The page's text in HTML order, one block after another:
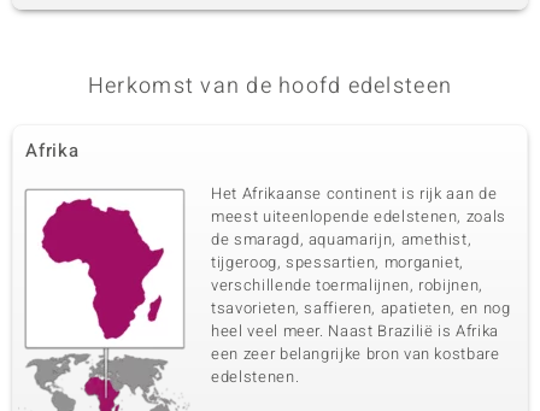
Herkomst van de hoofd edelsteen
Afrika
Het Afrikaanse continent is rijk aan de
meest uiteenlopende edelstenen, zoals
de smaragd, aquamarijn, amethist,
tijgeroog, spessartien, morganiet,
verschillende toermalijnen, robijnen,
tsavorieten, saffieren, apatieten, en nog
heel veel meer. Naast Brazilië is Afrika
een zeer belangrijke bron van kostbare
edelstenen.